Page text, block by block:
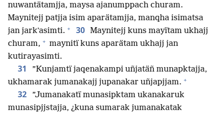
nuwantätamjja, maysa ajanumppach churam.
Maynitejj patjja isim aparätamjja, manqha isimatsa
jan jarkʼasimti. + 30 Maynitejj kuns mayïtam ukhajj
churam, + maynitï kuns aparätam ukhajj jan
kutirayasimti.
31
”Kunjamtï jaqenakampi uñjatäñ munapktajja,
ukhamarak jumanakajj jupanakar uñjapjjam. +
32
”Jumanakatï munasipktam ukanakaruk
munasipjjstajja, ¿kuna sumarak jumanakatak